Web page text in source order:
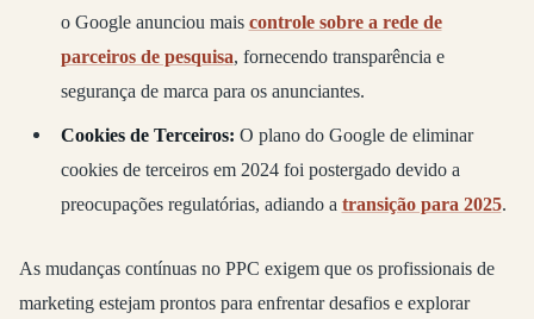
o Google anunciou mais controle sobre a rede de
parceiros de pesquisa, fornecendo transparência e
segurança de marca para os anunciantes.
Cookies de Terceiros: O plano do Google de eliminar
cookies de terceiros em 2024 foi postergado devido a
preocupações regulatórias, adiando a transição para 2025.
As mudanças contínuas no PPC exigem que os profissionais de
marketing estejam prontos para enfrentar desafios e explorar